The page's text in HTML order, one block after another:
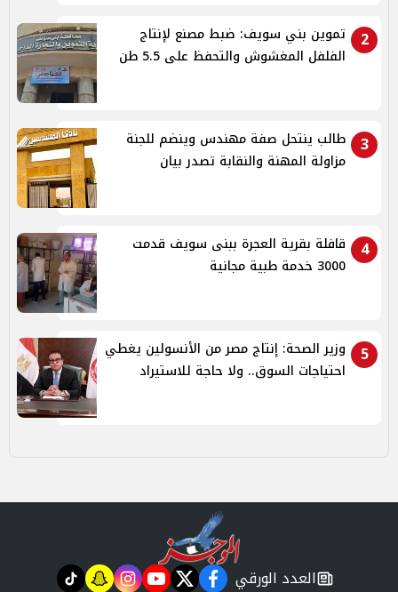
2
تموين بني سويف: ضبط مصنع لإنتاج
الفلفل المغشوش والتحفظ على 5.5 طن
3
طالب ينتحل صفة مهندس وينضم للجنة
مزاولة المهنة والنقابة تصدر بيان
4
قافلة بقرية العجرة ببنى سويف قدمت
3000 خدمة طبية مجانية
5
وزير الصحة: إنتاج مصر من الأنسولين يغطي
احتياجات السوق.. ولا حاجة للاستيراد
newspaper
العدد الورقي facebook
twitter
youtube
instagram
snapchat
tiktok